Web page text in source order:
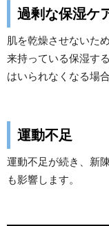
過剰な保湿ケ
肌を乾燥させないた
来持っている保湿す
はいられなくなる場
運動不足
運動不足が続き、新
も影響します。